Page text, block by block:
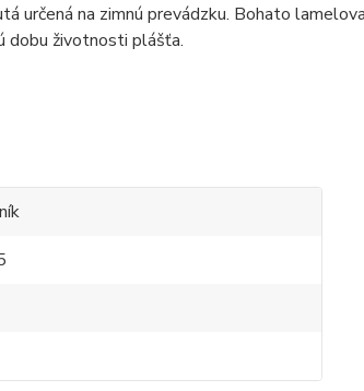
určená na zimnú prevádzku. Bohato
dobu životnosti plášťa.